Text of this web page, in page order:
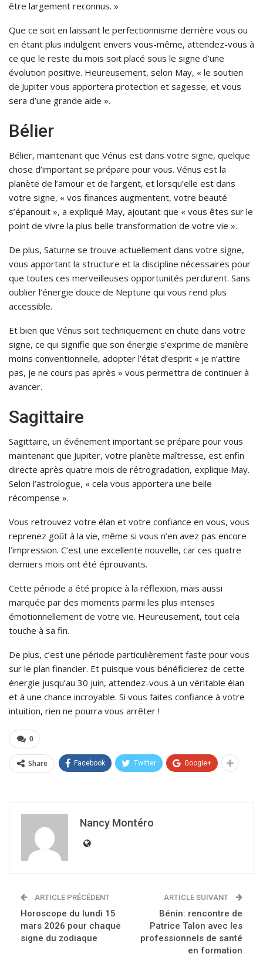
être largement reconnus. »
Que ce soit en laissant le perfectionnisme derrière vous ou
en étant plus indulgent envers vous-même, attendez-vous à
ce que le reste du mois soit placé sous le signe d’une
évolution positive. Heureusement, selon May, « le soutien
de Jupiter vous apportera protection et sagesse, et vous
sera d’une grande aide ».
Bélier
Bélier, maintenant que Vénus est dans votre signe, quelque
chose d’important se prépare pour vous. Vénus est la
planète de l’amour et de l’argent, et lorsqu’elle est dans
votre signe, « vos finances augmentent, votre beauté
s’épanouit », a expliqué May, ajoutant que « vous êtes sur le
point de vivre la plus belle transformation de votre vie ».
De plus, Saturne se trouve actuellement dans votre signe,
vous apportant la structure et la discipline nécessaires pour
que toutes ces merveilleuses opportunités perdurent. Sans
oublier l’énergie douce de Neptune qui vous rend plus
accessible.
Et bien que Vénus soit techniquement en chute dans votre
signe, ce qui signifie que son énergie s’exprime de manière
moins conventionnelle, adopter l’état d’esprit « je n’attire
pas, je ne cours pas après » vous permettra de continuer à
avancer.
Sagittaire
Sagittaire, un événement important se prépare pour vous
maintenant que Jupiter, votre planète maîtresse, est enfin
directe après quatre mois de rétrogradation, explique May.
Selon l’astrologue, « cela vous apportera une belle
récompense ».
Vous retrouvez votre élan et votre confiance en vous, vous
reprenez goût à la vie, même si vous n’en avez pas encore
l’impression. C’est une excellente nouvelle, car ces quatre
derniers mois ont été éprouvants.
Cette période a été propice à la réflexion, mais aussi
marquée par des moments parmi les plus intenses
émotionnellement de votre vie. Heureusement, tout cela
touche à sa fin.
De plus, c’est une période particulièrement faste pour vous
sur le plan financier. Et puisque vous bénéficierez de cette
énergie jusqu’au 30 juin, attendez-vous à un véritable élan
et à une chance incroyable. Si vous faites confiance à votre
intuition, rien ne pourra vous arrêter !
0
Share Facebook Twitter Google+
Nancy Montéro
ARTICLE PRÉCÉDENT
Horoscope du lundi 15
mars 2026 pour chaque
signe du zodiaque
ARTICLE SUIVANT
Bénin: rencontre de
Patrice Talon avec les
professionnels de santé
en formation